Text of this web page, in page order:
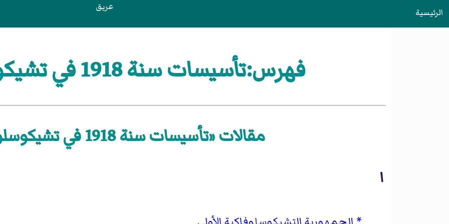
الرئيسية عريق
فهرس:تأسيسات سنة 1918 في تشيكوسلوفاكيا
مقالات «تأسيسات سنة 1918 في تشيكوسلوفاكيا»
ا